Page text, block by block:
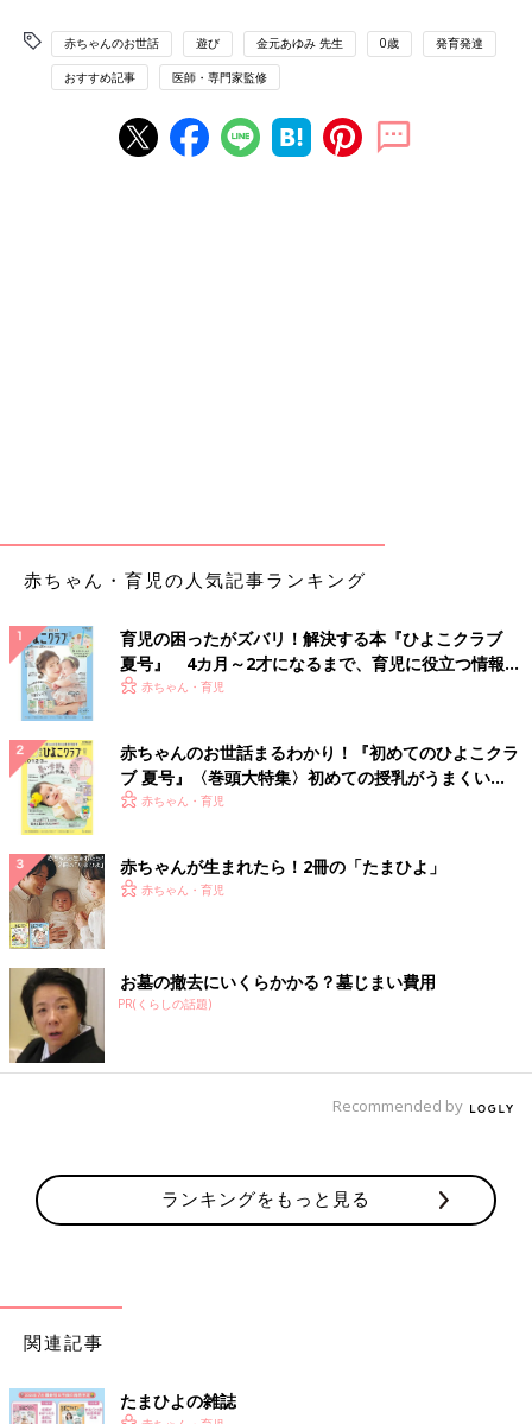
赤ちゃんのお世話 遊び 金元あゆみ 先生 0歳 発育発達
おすすめ記事 医師・専門家監修
赤ちゃん・育児の人気記事ランキング
育児の困ったがズバリ！解決する本『ひよこクラブ
夏号』 4カ月～2才になるまで、育児に役立つ情報が
いっぱい！
赤ちゃん・育児
赤ちゃんのお世話まるわかり！『初めてのひよこクラ
ブ 夏号』〈巻頭大特集〉初めての授乳がうまくい
く！ おっぱい・ミルクの基本と夏のトラブル 解決テ
赤ちゃん・育児
赤ちゃんが生まれたら！2冊の「たまひよ」
赤ちゃん・育児
お墓の撤去にいくらかかる？墓じまい費用
PR(くらしの話題)
Recommended by
ランキングをもっと見る
関連記事
たまひよの雑誌